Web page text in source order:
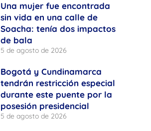
Una mujer fue encontrada
sin vida en una calle de
Soacha: tenía dos impactos
de bala
5 de agosto de 2026
Bogotá y Cundinamarca
tendrán restricción especial
durante este puente por la
posesión presidencial
5 de agosto de 2026